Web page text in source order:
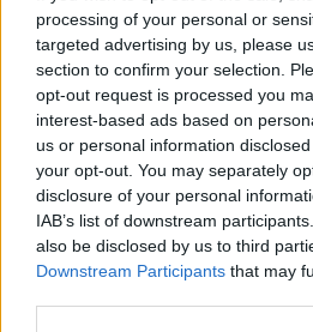
processing of your personal or
targeted advertising by us, please
section to confirm your selection.
opt-out request is processed you
interest-based ads based on
us or personal information
your opt-out. You may separately
disclosure of your personal
IAB’s list of downstream
also be disclosed by us to third
Downstream Participants that may
medidas
disseminação
Myanmar.
setembro 15, 2025
MELHORES DO DIA
Uber